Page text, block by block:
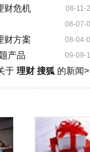
08-11-
财危机
08-07-
08-04-
财方案
09-09-
产品
于 理财 搜狐 的新闻